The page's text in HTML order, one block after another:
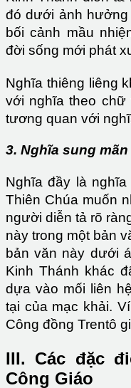
đó dưới ảnh hưởng
bối cảnh mầu
đời sống mới phát
Nghĩa thiêng liêng
với nghĩa theo chữ
tương quan với
3. Nghĩa sung
Nghĩa đầy là
Thiên Chúa muốn
người diễn tả rõ
này trong một bản
bản văn này dưới
Kinh Thánh khác
dựa vào mối liên
tại của mạc khải.
Công đồng Trentô
III. Các đặc
Công Giáo